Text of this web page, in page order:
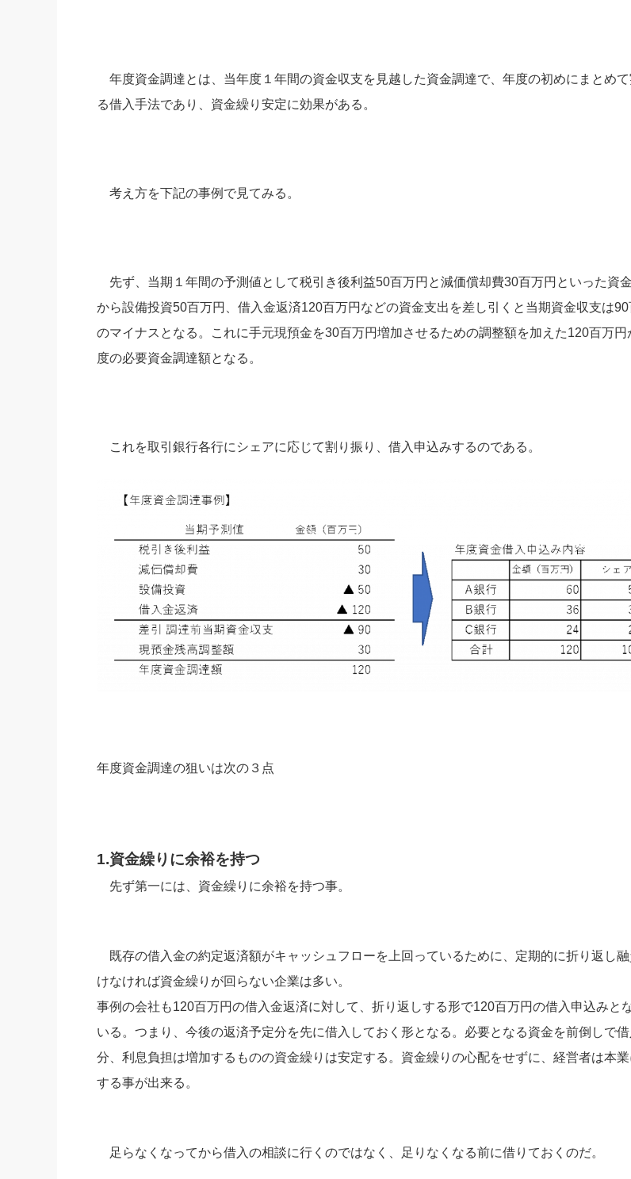
年度資金調達とは、当年度１年間の資金収支を見越した資金調達で、年度の初めにまとめ
る借入手法であり、資金繰り安定に効果がある。
考え方を下記の事例で見てみる。
先ず、当期１年間の予測値として税引き後利益50百万円と減価償却費30百万円といった資
から設備投資50百万円、借入金返済120百万円などの資金支出を差し引くと当期資金収支は90
のマイナスとなる。これに手元現預金を30百万円増加させるための調整額を加えた120百万円
度の必要資金調達額となる。
これを取引銀行各行にシェアに応じて割り振り、借入申込みするのである。
年度資金調達の狙いは次の３点
1.資金繰りに余裕を持つ
先ず第一には、資金繰りに余裕を持つ事。
既存の借入金の約定返済額がキャッシュフローを上回っているために、定期的に折り返し
けなければ資金繰りが回らない企業は多い。
事例の会社も120百万円の借入金返済に対して、折り返しする形で120百万円の借入申込みと
いる。つまり、今後の返済予定分を先に借入しておく形となる。必要となる資金を前倒しで借
分、利息負担は増加するものの資金繰りは安定する。資金繰りの心配をせずに、経営者は本
する事が出来る。
足らなくなってから借入の相談に行くのではなく、足りなくなる前に借りておくのだ。